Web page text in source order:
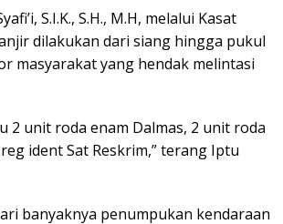
S.I.K., S.H., M.H, melalui Kasat
dilakukan dari siang hingga pukul
masyarakat yang hendak melintasi
2 unit roda enam Dalmas, 2 unit roda
ident Sat Reskrim,” terang Iptu
banyaknya penumpukan kendaraan